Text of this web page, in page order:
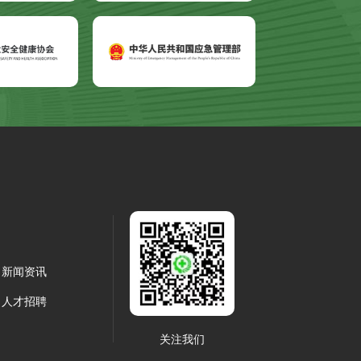
新闻资讯
人才招聘
关注我们